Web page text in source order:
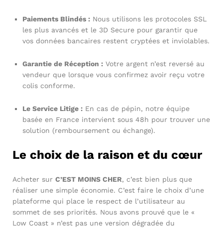
Paiements Blindés : Nous utilisons les protocoles SSL
les plus avancés et le 3D Secure pour garantir que
vos données bancaires restent cryptées et inviolables.
Garantie de Réception : Votre argent n’est reversé au
vendeur que lorsque vous confirmez avoir reçu votre
colis conforme.
Le Service Litige : En cas de pépin, notre équipe
basée en France intervient sous 48h pour trouver une
solution (remboursement ou échange).
Le choix de la raison et du cœur
Acheter sur C’EST MOINS CHER, c’est bien plus que
réaliser une simple économie. C’est faire le choix d’une
plateforme qui place le respect de l’utilisateur au
sommet de ses priorités. Nous avons prouvé que le «
Low Coast » n’est pas une version dégradée du